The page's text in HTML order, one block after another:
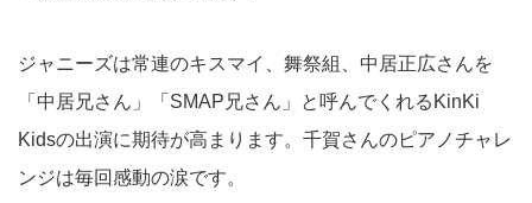
ジャニーズは常連のキスマイ、舞祭組、中居正広さんを
「中居兄さん」「SMAP兄さん」と呼んでくれるKinKi
Kidsの出演に期待が高まります。千賀さんのピアノチャレ
ンジは毎回感動の涙です。